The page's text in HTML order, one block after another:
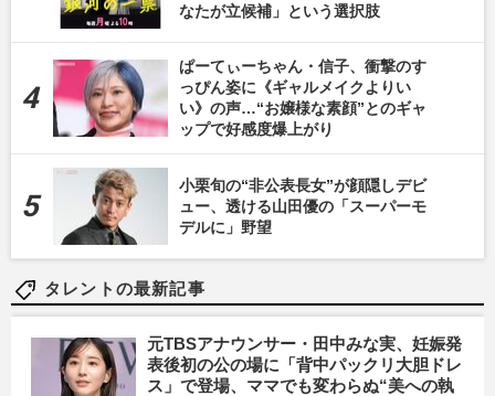
なたが立候補」という選択肢
ぱーてぃーちゃん・信子、衝撃のす
っぴん姿に《ギャルメイクよりい
い》の声…“お嬢様な素顔”とのギャ
ップで好感度爆上がり
小栗旬の“非公表長女”が顔隠しデビ
ュー、透ける山田優の「スーパーモ
デルに」野望
タレントの最新記事
元TBSアナウンサー・田中みな実、妊娠発
表後初の公の場に「背中パックリ大胆ドレ
ス」で登場、ママでも変わらぬ“美への執